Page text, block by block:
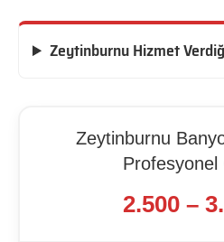
Zeytinburnu Hizmet
Zeytinburnu
Profesyonel
2.500 –